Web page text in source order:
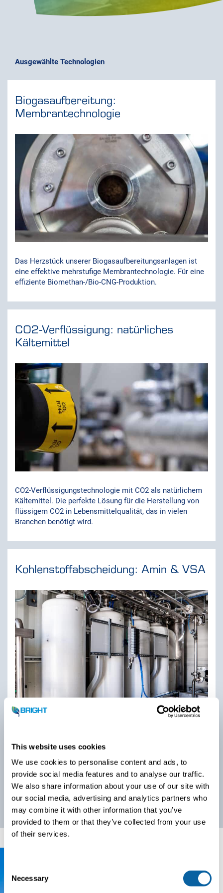
This website uses cookies
We use cookies to personalise content and ads, to
provide social media features and to analyse our traffic.
We also share information about your use of our site with
our social media, advertising and analytics partners who
may combine it with other information that you’ve
provided to them or that they’ve collected from your use
of their services.
Necessary
Ausgewählte Technologien
Biogasaufbereitung:
Membrantechnologie
Das Herzstück unserer Biogasaufbereitungsanlagen ist
eine effektive mehrstufige Membrantechnologie. Für eine
effiziente Biomethan-/Bio-CNG-Produktion.
CO2-Verflüssigung: natürliches
Kältemittel
CO2-Verflüssigungstechnologie mit CO2 als natürlichem
Kältemittel. Die perfekte Lösung für die Herstellung von
flüssigem CO2 in Lebensmittelqualität, das in vielen
Branchen benötigt wird.
Kohlenstoffabscheidung: Amin & VSA
Entkohlung mit Amin-basierter oder VSA-
Erzeugung von gasförmigem Bio-CO2 als Endprodukt.